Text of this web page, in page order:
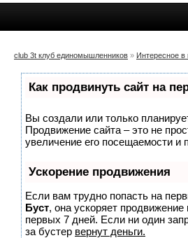
club 3t клуб единомышленников » Интересное в
Как продвинуть сайт на
Вы создали или только
Продвижение сайта – это не
увеличение его посещаемости и
Ускорение продвижения
Если вам трудно попасть на
Буст, она ускоряет
первых 7 дней. Если ни один
за бустер вернут деньги.